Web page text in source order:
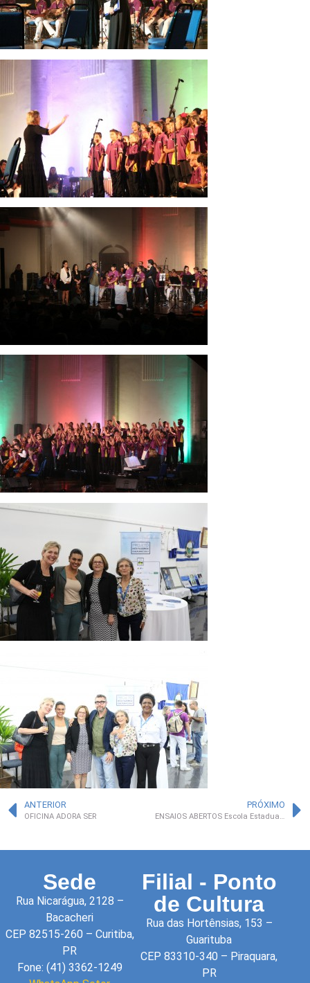
ANTERIOR
OFICINA ADORA SER
PRÓXIMO
ENSAIOS ABERTOS Escola Estadual Jomar Tesseroli
Sede
Rua Nicarágua, 2128 –
Bacacheri
CEP 82515-260 – Curitiba,
PR
Fone: (41) 3362-1249
Filial - Ponto
de Cultura
Rua das Hortênsias, 153 –
Guarituba
CEP 83310-340 – Piraquara,
PR